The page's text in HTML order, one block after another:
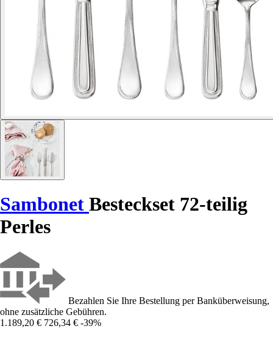
Sambonet Besteckset 72-teilig
Perles
Bezahlen Sie Ihre Bestellung per Banküberweisung,
ohne zusätzliche Gebühren.
1.189,20 € 726,34 € -39%